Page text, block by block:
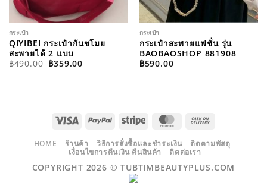
กระเป๋า
QIYIBEI กระเป๋ากันขโมย
สะพายได้ 2 แบบ
฿490.00 ORIGINAL
PRICE
฿359.00CURRENT
กระเป๋า
กระเป๋าสะพายแฟชั่น รุ่น
BAOBAOSHOP 881908
฿590.00
VISA PAYPALSTRIPE MASTERCARD
DELIVERY
HOME ร้านค้า วิธีการสั่งซื้อและชำระเงิน
ติดตามพัสดุ
เงื่อนไขการคืนเงิน คืนสินค้า
ติดต่อเรา
COPYRIGHT 2026 ©TUBTIMBEAUTYPLUS.COM